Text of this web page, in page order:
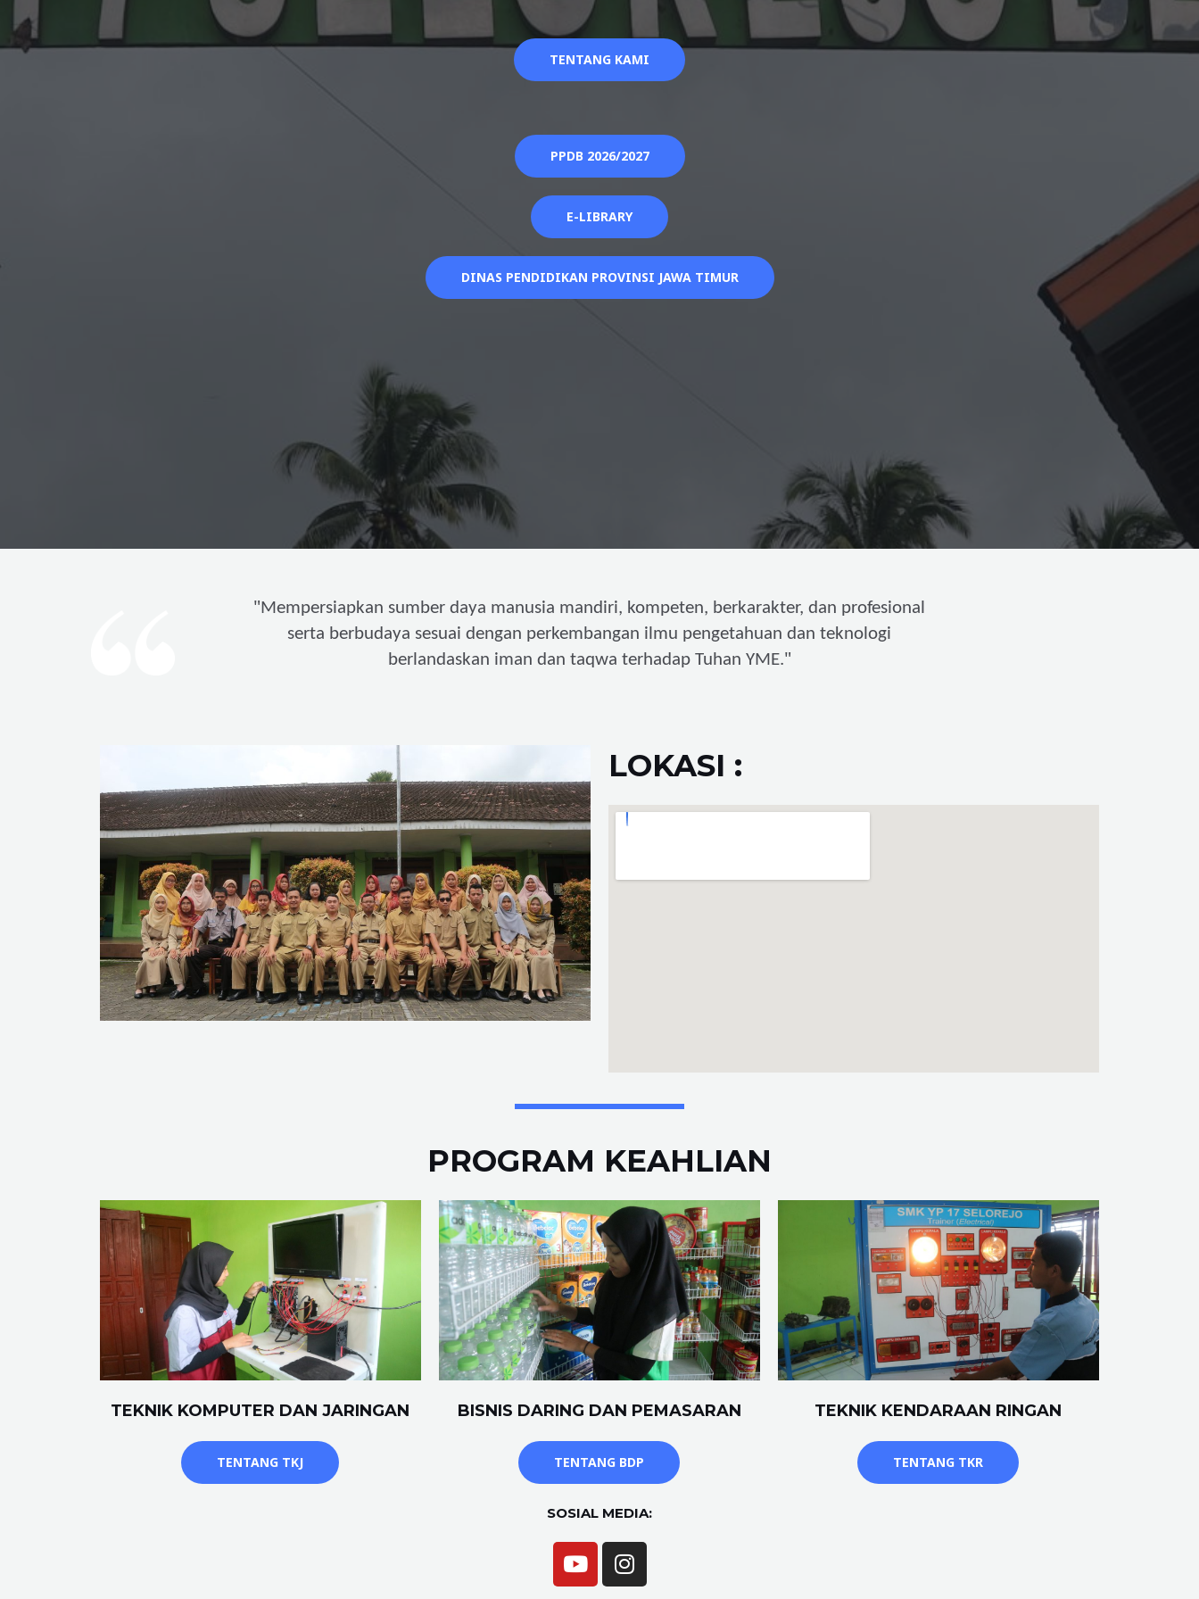
TENTANG KAMI
PPDB 2026/2027
E-LIBRARY
DINAS PENDIDIKAN PROVINSI JAWA TIMUR
"Mempersiapkan sumber daya manusia mandiri, kompeten, berkarakter, dan profesional
serta berbudaya sesuai dengan perkembangan ilmu pengetahuan dan teknologi
berlandaskan iman dan taqwa terhadap Tuhan YME."
LOKASI :
PROGRAM KEAHLIAN
TEKNIK KOMPUTER DAN JARINGAN
TENTANG TKJ
BISNIS DARING DAN PEMASARAN
TENTANG BDP
TEKNIK KENDARAAN RINGAN
TENTANG TKR
SOSIAL MEDIA: